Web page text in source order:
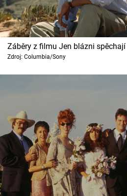
Záběry z filmu Jen blázni spěchají
Zdroj: Columbia/Sony